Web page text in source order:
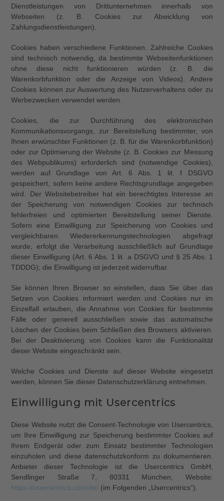
Dienstleistungen von Drittunternehmen innerhalb von
Webseiten (z. B. Cookies zur Abwicklung von
Zahlungsdienstleistungen).
Cookies haben verschiedene Funktionen. Zahlreiche Cookies
sind technisch notwendig, da bestimmte Webseitenfunktionen
ohne diese nicht funktionieren würden (z. B. die
Warenkorbfunktion oder die Anzeige von Videos). Andere
Cookies können zur Auswertung des Nutzerverhaltens oder zu
Werbezwecken verwendet werden.
Cookies, die zur Durchführung des elektronischen
Kommunikationsvorgangs, zur Bereitstellung bestimmter, von
Ihnen erwünschter Funktionen (z. B. für die Warenkorbfunktion)
oder zur Optimierung der Website (z. B. Cookies zur Messung
des Webpublikums) erforderlich sind (notwendige Cookies),
werden auf Grundlage von Art. 6 Abs. 1 lit. f DSGVO
gespeichert, sofern keine andere Rechtsgrundlage angegeben
wird. Der Websitebetreiber hat ein berechtigtes Interesse an
der Speicherung von notwendigen Cookies zur technisch
fehlerfreien und optimierten Bereitstellung seiner Dienste.
Sofern eine Einwilligung zur Speicherung von Cookies und
vergleichbaren Wiedererkennungstechnologien abgefragt
wurde, erfolgt die Verarbeitung ausschließlich auf Grundlage
dieser Einwilligung (Art. 6 Abs. 1 lit. a DSGVO und § 25 Abs. 1
TDDDG); die Einwilligung ist jederzeit widerrufbar.
Sie können Ihren Browser so einstellen, dass Sie über das
Setzen von Cookies informiert werden und Cookies nur im
Einzelfall erlauben, die Annahme von Cookies für bestimmte
Fälle oder generell ausschließen sowie das automatische
Löschen der Cookies beim Schließen des Browsers aktivieren.
Bei der Deaktivierung von Cookies kann die Funktionalität
dieser Website eingeschränkt sein.
Welche Cookies und Dienste auf dieser Website eingesetzt
werden, können Sie dieser Datenschutzerklärung entnehmen.
Einwilligung mit Usercentrics
Diese Website nutzt die Consent-Technologie von Usercentrics,
um Ihre Einwilligung zur Speicherung bestimmter Cookies auf
Ihrem Endgerät oder zum Einsatz bestimmter Technologien
einzuholen und diese datenschutzkonform zu dokumentieren.
Anbieter dieser Technologie ist die Usercentrics GmbH,
Sendlinger Straße 7, 80331 München, Website:
https://usercentrics.com/de/ (im Folgenden „Usercentrics“).